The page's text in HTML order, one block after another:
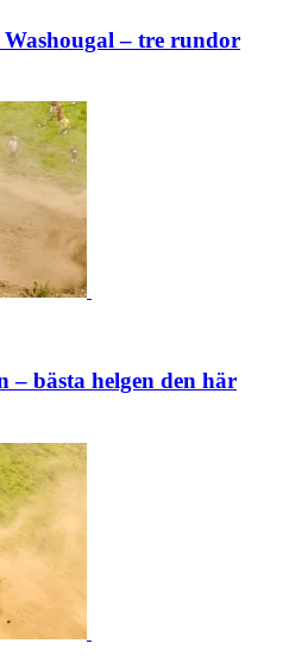
– tre rundor
– bästa helgen den här